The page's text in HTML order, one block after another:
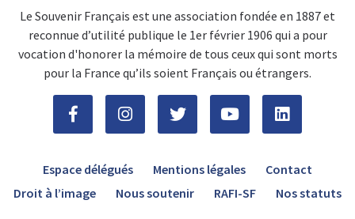
Le Souvenir Français est une association fondée en 1887 et
reconnue d’utilité publique le 1er février 1906 qui a pour
vocation d'honorer la mémoire de tous ceux qui sont morts
pour la France qu’ils soient Français ou étrangers.
Espace délégués Mentions légales
Contact
Droit à l’image
Nous soutenir RAFI-SF Nos statuts